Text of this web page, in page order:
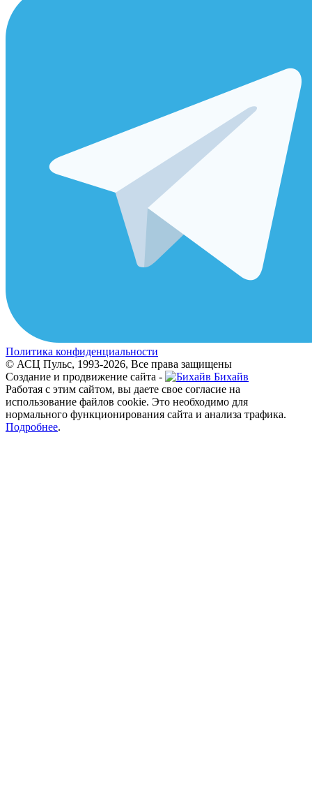
Политика конфиденциальности
© АСЦ Пульс, 1993-2026, Все права защищены
Создание и продвижение сайта -
Бихайв
Работая с этим сайтом, вы даете свое согласие на
использование файлов cookie. Это необходимо для
нормального функционирования сайта и анализа трафика.
Подробнее.